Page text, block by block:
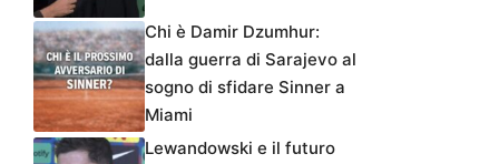
Chi è Damir Dzumhur:
dalla guerra di Sarajevo al
sogno di sfidare Sinner a
Miami
Lewandowski e il futuro